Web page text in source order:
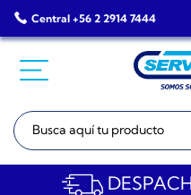
Saltar
al
Central +56 2 2914 7444
Buscar: